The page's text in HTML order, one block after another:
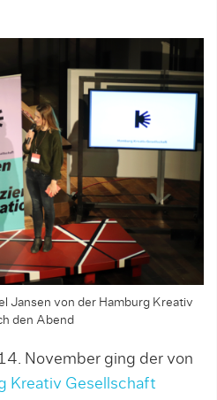
Jansen von der Hamburg Kreativ
den Abend
November ging der von
Kreativ Gesellschaft